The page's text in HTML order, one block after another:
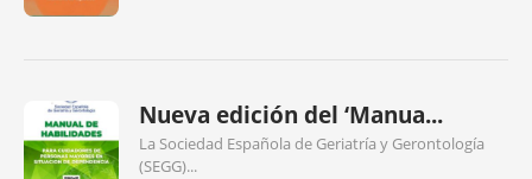
Nueva edición del ‘Manua...
La Sociedad Española de Geriatría y Gerontología
(SEGG)...